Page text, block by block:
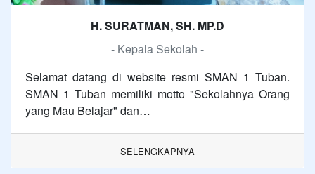
H. SURATMAN, SH. MP.D
- Kepala Sekolah -
Selamat datang di website resmi SMAN 1 Tuban.
SMAN 1 Tuban memiliki motto "Sekolahnya Orang
yang Mau Belajar" dan…
SELENGKAPNYA